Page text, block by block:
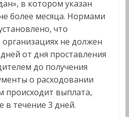
в котором указан
более месяца. Нормами
что
не должен
от дня проставления
до получения
о расходовании
происходит выплата,
в течение 3 дней.